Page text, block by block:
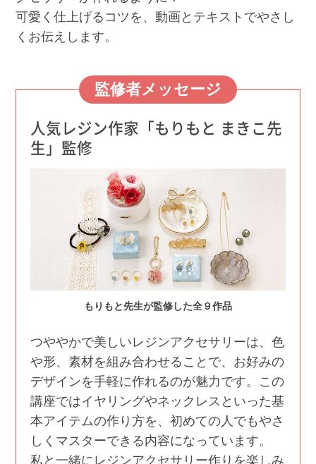
可愛く仕上げるコツを、動画とテキストでやさし
くお伝えします。
監修者メッセージ
人気レジン作家「もりもと まきこ先
生」監修
もりもと先生が監修した全９作品
つややかで美しいレジンアクセサリーは、色
や形、素材を組み合わせることで、お好みの
デザインを手軽に作れるのが魅力です。この
講座ではイヤリングやネックレスといった基
本アイテムの作り方を、初めての人でもやさ
しくマスターできる内容になっています。
私と一緒にレジンアクセサリー作りを楽しみ